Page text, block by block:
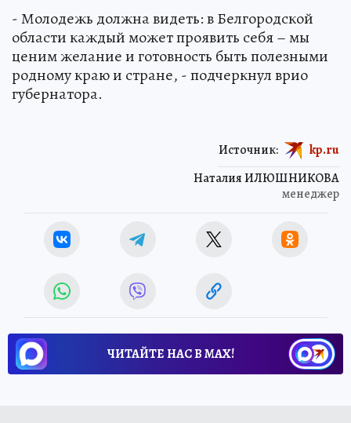
- Молодежь должна видеть: в Белгородской
области каждый может проявить себя – мы
ценим желание и готовность быть полезными
родному краю и стране, - подчеркнул врио
губернатора.
Наталия ИЛЮШНИКОВА
менеджер
Источник: kp.ru
ЧИТАЙТЕ НАС В МАХ!